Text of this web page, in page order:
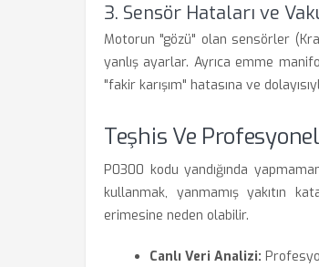
3. Sensör Hataları ve
Motorun "gözü" olan sensörler
yanlış ayarlar. Ayrıca emme
"fakir karışım" hatasına ve
Teşhis Ve
P0300 kodu yandığında
kullanmak, yanmamış yakıtın
erimesine neden olabilir.
Canlı Veri Analizi: